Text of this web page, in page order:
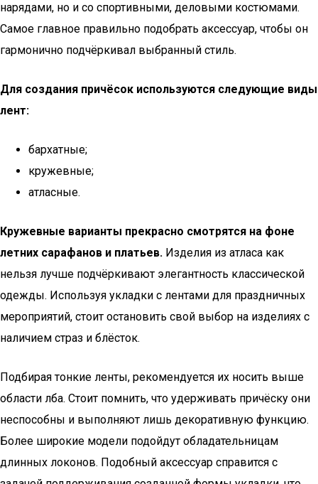
нарядами, но и со спортивными, деловыми костюмами.
Самое главное правильно подобрать аксессуар, чтобы он
гармонично подчёркивал выбранный стиль.
Для создания причёсок используются следующие виды
лент:
бархатные;
кружевные;
атласные.
Кружевные варианты прекрасно смотрятся на фоне
летних сарафанов и платьев. Изделия из атласа как
нельзя лучше подчёркивают элегантность классической
одежды. Используя укладки с лентами для праздничных
мероприятий, стоит остановить свой выбор на изделиях с
наличием страз и блёсток.
Подбирая тонкие ленты, рекомендуется их носить выше
области лба. Стоит помнить, что удерживать причёску они
неспособны и выполняют лишь декоративную функцию.
Более широкие модели подойдут обладательницам
длинных локонов. Подобный аксессуар справится с